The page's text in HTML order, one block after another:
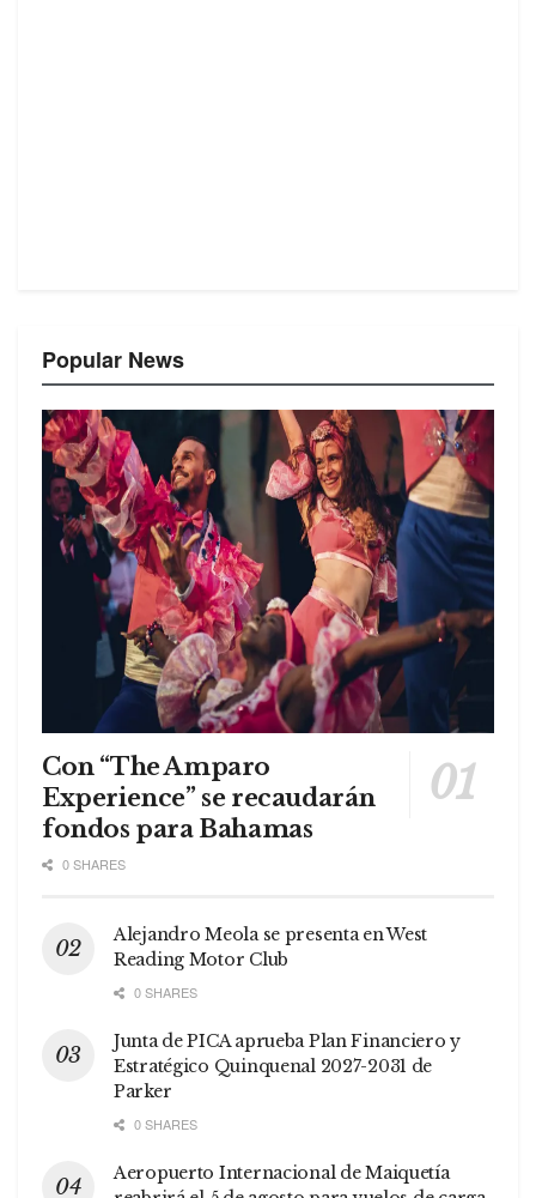
Popular News
Con “The Amparo
Experience” se recaudarán
fondos para Bahamas
0 SHARES
Alejandro Meola se presenta en West
Reading Motor Club
0 SHARES
Junta de PICA aprueba Plan Financiero y
Estratégico Quinquenal 2027-2031 de
Parker
0 SHARES
Aeropuerto Internacional de Maiquetía